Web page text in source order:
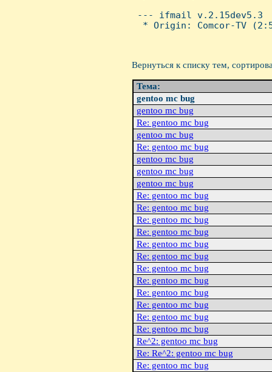
--- ifmail v.2.15dev5.3
* Origin: Comcor-TV
Вернуться к списку тем,
Тема:
gentoo mc bug
gentoo mc bug
Re: gentoo mc bug
gentoo mc bug
Re: gentoo mc bug
gentoo mc bug
gentoo mc bug
gentoo mc bug
Re: gentoo mc bug
Re: gentoo mc bug
Re: gentoo mc bug
Re: gentoo mc bug
Re: gentoo mc bug
Re: gentoo mc bug
Re: gentoo mc bug
Re: gentoo mc bug
Re: gentoo mc bug
Re: gentoo mc bug
Re: gentoo mc bug
Re: gentoo mc bug
Re^2: gentoo mc bug
Re: Re^2: gentoo mc bug
Re: gentoo mc bug